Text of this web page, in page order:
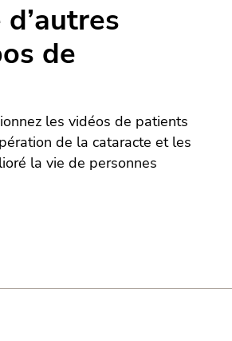
de
les vidéos de patients
de la cataracte et les
la vie de personnes